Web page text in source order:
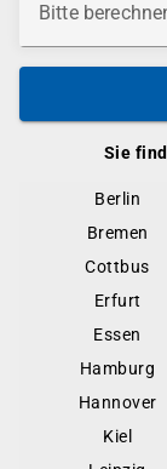
Sie
Berlin
Bremen
Cottbus
Erfurt
Essen
Hamburg
Hannover
Kiel
Bitte